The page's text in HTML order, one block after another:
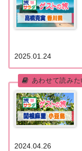
2025.01.24
2024.04.26